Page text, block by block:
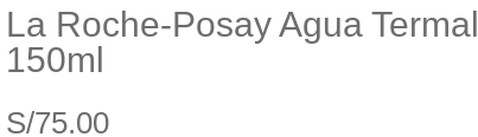
La Roche-Posay Agua Termal
150ml
S/75.00